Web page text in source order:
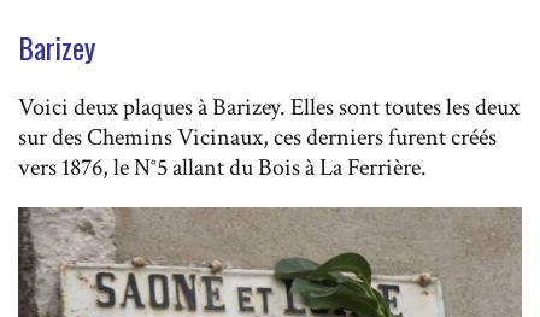
Barizey
Voici deux plaques à Barizey. Elles sont toutes les deux
sur des Chemins Vicinaux, ces derniers furent créés
vers 1876, le N°5 allant du Bois à La Ferrière.